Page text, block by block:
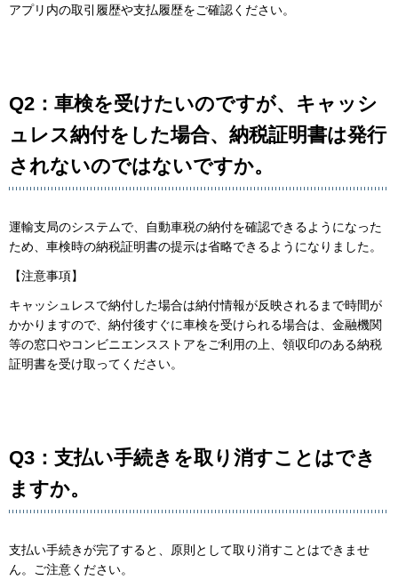
アプリ内の取引履歴や支払履歴をご確認ください。
Q2：車検を受けたいのですが、キャッシ
ュレス納付をした場合、納税証明書は発行
されないのではないですか。
運輸支局のシステムで、自動車税の納付を確認できるようになった
ため、車検時の納税証明書の提示は省略できるようになりました。
【注意事項】
キャッシュレスで納付した場合は納付情報が反映されるまで時間が
かかりますので、納付後すぐに車検を受けられる場合は、金融機関
等の窓口やコンビニエンスストアをご利用の上、領収印のある納税
証明書を受け取ってください。
Q3：支払い手続きを取り消すことはでき
ますか。
支払い手続きが完了すると、原則として取り消すことはできませ
ん。ご注意ください。